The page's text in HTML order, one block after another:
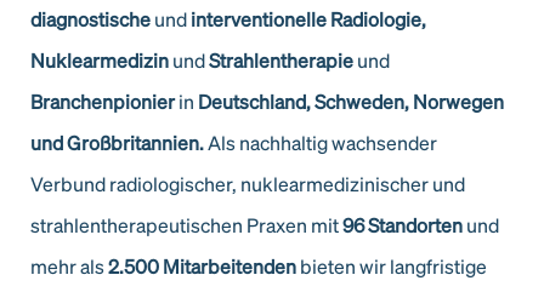
diagnostischeundinterventionelleRadiologie,
NuklearmedizinundStrahlentherapieund
Branchenpionierin Deutschland,Schweden, Norwegen
und Großbritannien.Als nachhaltig wachsender
Verbund radiologischer, nuklearmedizinischer und
strahlentherapeutischen Praxen mit96 Standortenund
mehr als2.500 Mitarbeitendenbieten wir langfristige